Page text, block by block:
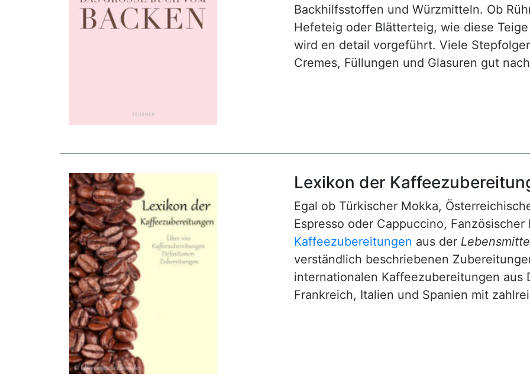
Backhilfsstoffen und Würzmitteln. Ob
Hefeteig oder Blätterteig, wie diese
wird en detail vorgeführt. Viele
Cremes, Füllungen und Glasuren gut
Lexikon der
Egal ob Türkischer Mokka,
Espresso oder Cappuccino,
Kaffeezubereitungen aus der
verständlich beschriebenen
internationalen Kaffeezubereitungen aus
Frankreich, Italien und Spanien mit